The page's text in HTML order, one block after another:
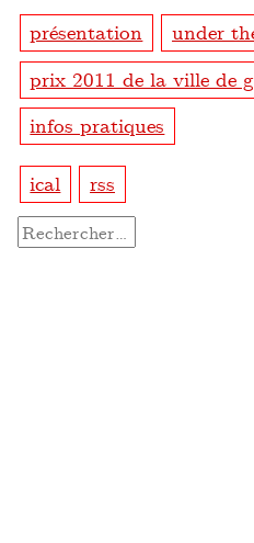
présentation
under
prix 2011 de la ville de
infos pratiques
ical rss
Rechercher :